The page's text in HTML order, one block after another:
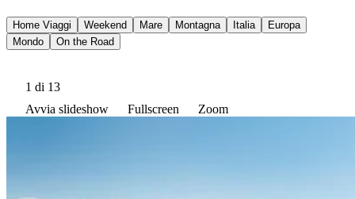
Home Viaggi Weekend Mare Montagna Italia
Europa
Mondo
On the Road
1 di 13
Avvia slideshow
Fullscreen Zoom